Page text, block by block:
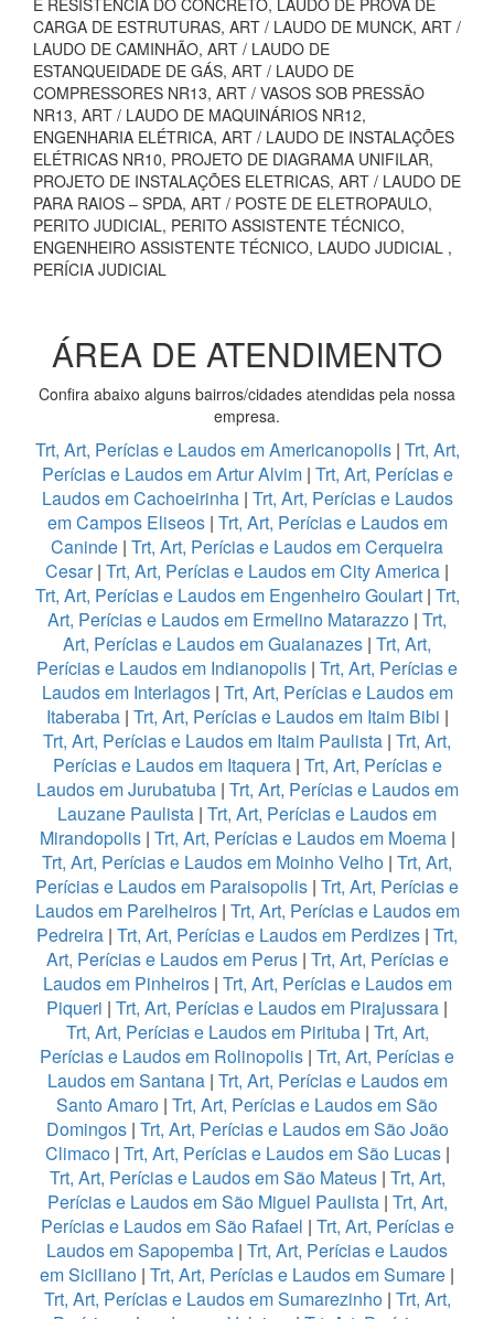
E RESISTÊNCIA DO CONCRETO, LAUDO DE PROVA DE
CARGA DE ESTRUTURAS, ART / LAUDO DE MUNCK, ART /
LAUDO DE CAMINHÃO, ART / LAUDO DE
ESTANQUEIDADE DE GÁS, ART / LAUDO DE
COMPRESSORES NR13, ART / VASOS SOB PRESSÃO
NR13, ART / LAUDO DE MAQUINÁRIOS NR12,
ENGENHARIA ELÉTRICA, ART / LAUDO DE INSTALAÇÕES
ELÉTRICAS NR10, PROJETO DE DIAGRAMA UNIFILAR,
PROJETO DE INSTALAÇÕES ELETRICAS, ART / LAUDO DE
PARA RAIOS – SPDA, ART / POSTE DE ELETROPAULO,
PERITO JUDICIAL, PERITO ASSISTENTE TÉCNICO,
ENGENHEIRO ASSISTENTE TÉCNICO, LAUDO JUDICIAL ,
PERÍCIA JUDICIAL
ÁREA DE ATENDIMENTO
Confira abaixo alguns bairros/cidades atendidas pela nossa
empresa.
Trt, Art, Perícias e Laudos em Americanopolis | Trt, Art,
Perícias e Laudos em Artur Alvim | Trt, Art, Perícias e
Laudos em Cachoeirinha| Trt, Art, Perícias e Laudos
em Campos Eliseos | Trt, Art, Perícias e Laudos em
Caninde | Trt, Art, Perícias e Laudos em Cerqueira
Cesar| Trt, Art, Perícias e Laudos em City America |
Trt, Art, Perícias e Laudos em Engenheiro Goulart | Trt,
Art, Perícias e Laudos em Ermelino Matarazzo | Trt,
Art, Perícias e Laudos em Guaianazes | Trt, Art,
Perícias e Laudos em Indianopolis | Trt, Art, Perícias e
Laudos em Interlagos| Trt, Art, Perícias e Laudos em
Itaberaba| Trt, Art, Perícias e Laudos em Itaim Bibi |
Trt, Art, Perícias e Laudos em Itaim Paulista | Trt, Art,
Perícias e Laudos em Itaquera| Trt, Art, Perícias e
Laudos em Jurubatuba| Trt, Art, Perícias e Laudos em
Lauzane Paulista | Trt, Art, Perícias e Laudos em
Mirandopolis| Trt, Art, Perícias e Laudos em Moema|
Trt, Art, Perícias e Laudos em Moinho Velho | Trt, Art,
Perícias e Laudos em Paraisopolis | Trt, Art, Perícias e
Laudos em Parelheiros| Trt, Art, Perícias e Laudos em
Pedreira | Trt, Art, Perícias e Laudos em Perdizes | Trt,
Art, Perícias e Laudos em Perus| Trt, Art, Perícias e
Laudos em Pinheiros| Trt, Art, Perícias e Laudos em
Piqueri | Trt, Art, Perícias e Laudos em Pirajussara |
Trt, Art, Perícias e Laudos em Pirituba| Trt, Art,
Perícias e Laudos em Rolinopolis | Trt, Art, Perícias e
Laudos em Santana| Trt, Art, Perícias e Laudos em
Santo Amaro | Trt, Art, Perícias e Laudos em São
Domingos| Trt, Art, Perícias e Laudos em São João
Climaco| Trt, Art, Perícias e Laudos em São Lucas|
Trt, Art, Perícias e Laudos em São Mateus | Trt, Art,
Perícias e Laudos em São Miguel Paulista| Trt, Art,
Perícias e Laudos em São Rafael | Trt, Art, Perícias e
Laudos em Sapopemba | Trt, Art, Perícias e Laudos
em Siciliano | Trt, Art, Perícias e Laudos em Sumare |
Trt, Art, Perícias e Laudos em Sumarezinho| Trt, Art,